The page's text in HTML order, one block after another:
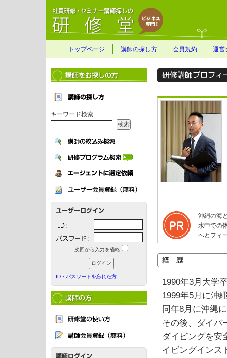
トップページ 講師の探し方 会員規約 運営
キーワード検索
次回から入力を省略
ID・パスワードを忘れた方
沖縄の海
水中での
へとフィ
1990年3月大学
1999年5月に沖
同年8月に沖縄
その後、ダイバ
ダイビングを安
イビングインス